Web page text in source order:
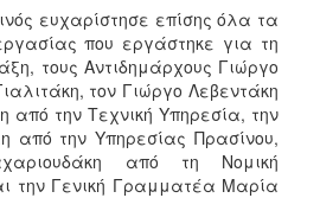
ευχαρίστησε επίσης όλα τα
που εργάστηκε για τη
τους Αντιδημάρχους Γιώργο
τον Γιώργο Λεβεντάκη
από την Τεχνική Υπηρεσία, την
από την Υπηρεσίας Πρασίνου,
από τη Νομική
την Γενική Γραμματέα Μαρία